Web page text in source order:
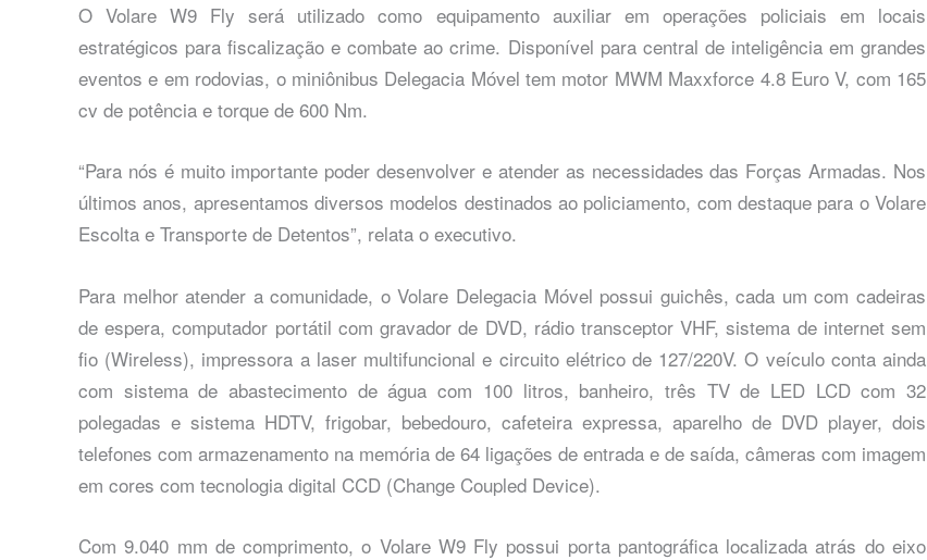
O Volare W9 Fly será utilizado como equipamento auxiliar em operações policiais em locais
estratégicos para fiscalização e combate ao crime. Disponível para central de inteligência em grandes
eventos e em rodovias, o miniônibus Delegacia Móvel tem motor MWM Maxxforce 4.8 Euro V, com 165
cv de potência e torque de 600 Nm.
“Para nós é muito importante poder desenvolver e atender as necessidades das Forças Armadas. Nos
últimos anos, apresentamos diversos modelos destinados ao policiamento, com destaque para o Volare
Escolta e Transporte de Detentos”, relata o executivo.
Para melhor atender a comunidade, o Volare Delegacia Móvel possui guichês, cada um com cadeiras
de espera, computador portátil com gravador de DVD, rádio transceptor VHF, sistema de internet sem
fio (Wireless), impressora a laser multifuncional e circuito elétrico de 127/220V. O veículo conta ainda
com sistema de abastecimento de água com 100 litros, banheiro, três TV de LED LCD com 32
polegadas e sistema HDTV, frigobar, bebedouro, cafeteira expressa, aparelho de DVD player, dois
telefones com armazenamento na memória de 64 ligações de entrada e de saída, câmeras com imagem
em cores com tecnologia digital CCD (Change Coupled Device).
Com 9.040 mm de comprimento, o Volare W9 Fly possui porta pantográfica localizada atrás do eixo